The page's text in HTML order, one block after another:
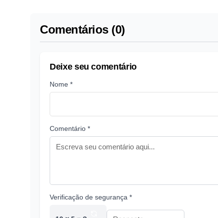
Comentários (0)
Deixe seu comentário
Nome *
Comentário *
Verificação de segurança *